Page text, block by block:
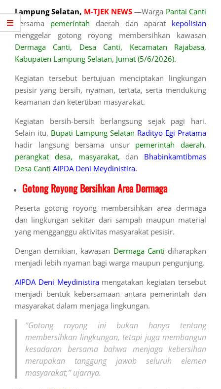
Lampung Selatan, M-TJEK NEWS —Warga Pantai Canti
bersama pemerintah daerah dan aparat kepolisian
menggelar gotong royong membersihkan kawasan
Dermaga Canti, Desa Canti, Kecamatan Rajabasa,
Kabupaten Lampung Selatan, Jumat (5/6/2026).
Kegiatan tersebut bertujuan menciptakan lingkungan
pesisir yang bersih, nyaman, tertata, serta mendukung
keamanan dan ketertiban masyarakat.
Kegiatan bersih-bersih berlangsung sejak pagi hari.
Selain itu, Bupati Lampung Selatan Radityo Egi Pratama
hadir langsung bersama unsur pemerintah daerah,
perangkat desa, masyarakat, dan Bhabinkamtibmas
Desa Canti AIPDA Deni Meydinistira.
Gotong Royong Bersihkan Area Dermaga
Peserta gotong royong membersihkan area dermaga
dan lingkungan sekitar dari sampah maupun material
yang mengganggu aktivitas masyarakat pesisir.
Dengan demikian, kawasan Dermaga Canti diharapkan
menjadi lebih nyaman bagi warga maupun pengunjung.
AIPDA Deni Meydinistiramengatakan kegiatan tersebut
menjadi bentuk kebersamaan antara pemerintah dan
masyarakat dalam menjaga lingkungan.
“Gotong royong ini bukan hanya tentang
membersihkan lingkungan, tetapi juga membangun
kesadaran bersama bahwa menjaga kebersihan
merupakan tanggung jawab seluruh elemen
masyarakat,” ujarnya.